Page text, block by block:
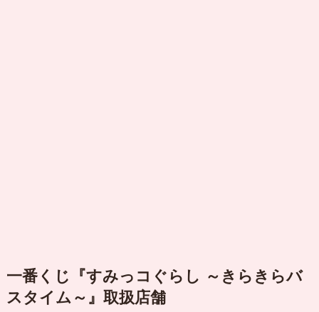
一番くじ『すみっコぐらし ～きらきらバ
スタイム～』取扱店舗